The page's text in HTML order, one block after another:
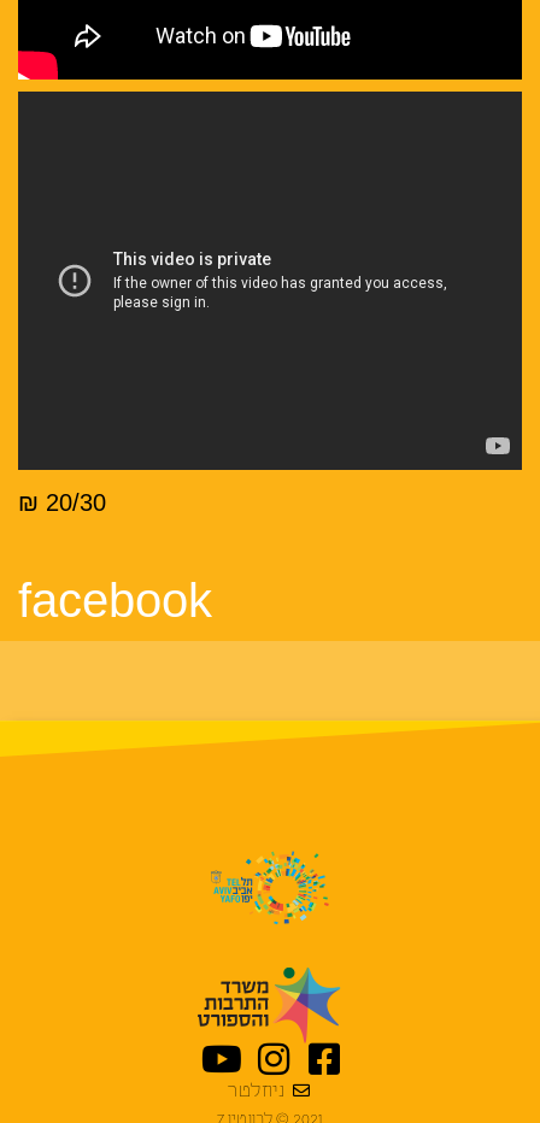
20/30 ₪
facebook
ניוזלטר
2021 © לבונטין 7